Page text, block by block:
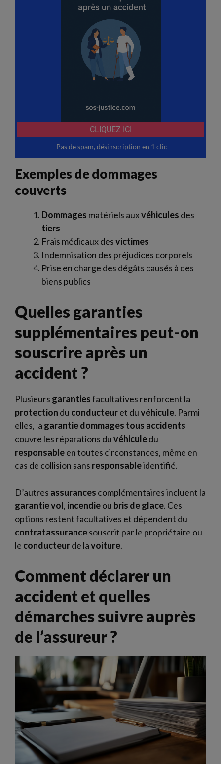
Exemples de dommages
couverts
Dommages matériels auxvéhicules des
tiers
Frais médicaux desvictimes
Indemnisation des préjudices corporels
Prise en charge des dégâts causés à des
biens publics
Quelles garanties
supplémentaires peut-on
souscrire après un
accident ?
Plusieurs garantiesfacultatives renforcent la
protection du conducteuret duvéhicule. Parmi
elles, la garantiedommages tous accidents
couvre les réparations duvéhiculedu
responsableen toutes circonstances, même en
cas de collision sans responsableidentifié.
D’autres assurances complémentaires incluent la
garantievol, incendieou bris de glace. Ces
options restent facultatives et dépendent du
contratassurancesouscrit par le propriétaire ou
le conducteurde lavoiture.
Comment déclarer un
accident et quelles
démarches suivre auprès
de l’assureur ?